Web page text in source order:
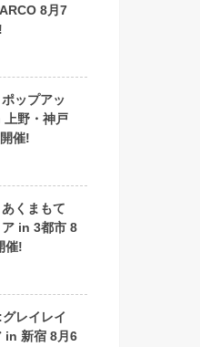
8月7
ップアッ
上野・神戸
催!
くまもて
in 3都市 8
催!
レイレイ
in 新宿 8月6